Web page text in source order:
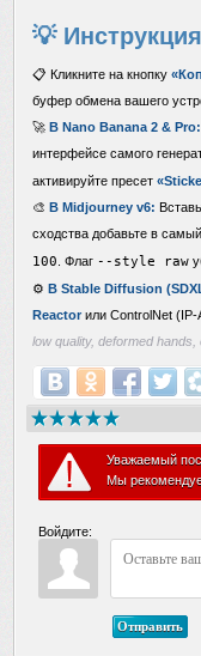
💡
📋 Кликните на кнопку
буфер обмена вашего
🚀 В Nano Banana 2 & Pro:
интерфейсе самого
активируйте пресет
🎨 В Midjourney v6:
сходства добавьте в
100 . Флаг --style raw
⚙️ В Stable Diffusion
Reactorили ControlNet (IP-
low quality, deformed
Уважаемый
Мы
Войдите:
Отправить